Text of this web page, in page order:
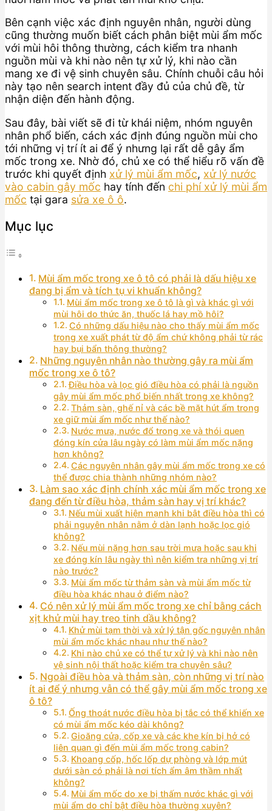
Bên cạnh việc xác định nguyên nhân, người dùng
cũng thường muốn biết cách phân biệt mùi ẩm mốc
với mùi hôi thông thường, cách kiểm tra nhanh
nguồn mùi và khi nào nên tự xử lý, khi nào cần
mang xe đi vệ sinh chuyên sâu. Chính chuỗi câu hỏi
này tạo nên search intent đầy đủ của chủ đề, từ
nhận diện đến hành động.
Sau đây, bài viết sẽ đi từ khái niệm, nhóm nguyên
nhân phổ biến, cách xác định đúng nguồn mùi cho
tới những vị trí ít ai để ý nhưng lại rất dễ gây ẩm
mốc trong xe. Nhờ đó, chủ xe có thể hiểu rõ vấn đề
trước khi quyết định xử lý mùi ẩm mốc, xử lý nước
vào cabin gây mốc hay tính đến chi phí xử lý mùi ẩm
mốc tại gara sửa xe ô ô.
Mục lục
Mùi ẩm mốc trong xe ô tô có phải là dấu hiệu xe
đang bị ẩm và tích tụ vi khuẩn không?
Mùi ẩm mốc trong xe ô tô là gì và khác gì với
mùi hôi do thức ăn, thuốc lá hay mồ hôi?
Có những dấu hiệu nào cho thấy mùi ẩm mốc
trong xe xuất phát từ độ ẩm chứ không phải từ rác
hay bụi bẩn thông thường?
Những nguyên nhân nào thường gây ra mùi ẩm
mốc trong xe ô tô?
Điều hòa và lọc gió điều hòa có phải là nguồn
gây mùi ẩm mốc phổ biến nhất trong xe không?
Thảm sàn, ghế nỉ và các bề mặt hút ẩm trong
xe giữ mùi ẩm mốc như thế nào?
Nước mưa, nước đổ trong xe và thói quen
đóng kín cửa lâu ngày có làm mùi ẩm mốc nặng
hơn không?
Các nguyên nhân gây mùi ẩm mốc trong xe có
thể được chia thành những nhóm nào?
Làm sao xác định chính xác mùi ẩm mốc trong xe
đang đến từ điều hòa, thảm sàn hay vị trí khác?
Nếu mùi xuất hiện mạnh khi bật điều hòa thì có
phải nguyên nhân nằm ở dàn lạnh hoặc lọc gió
không?
Nếu mùi nặng hơn sau trời mưa hoặc sau khi
xe đóng kín lâu ngày thì nên kiểm tra những vị trí
nào trước?
Mùi ẩm mốc từ thảm sàn và mùi ẩm mốc từ
điều hòa khác nhau ở điểm nào?
Có nên xử lý mùi ẩm mốc trong xe chỉ bằng cách
xịt khử mùi hay treo tinh dầu không?
Khử mùi tạm thời và xử lý tận gốc nguyên nhân
mùi ẩm mốc khác nhau như thế nào?
Khi nào chủ xe có thể tự xử lý và khi nào nên
vệ sinh nội thất hoặc kiểm tra chuyên sâu?
Ngoài điều hòa và thảm sàn, còn những vị trí nào
ít ai để ý nhưng vẫn có thể gây mùi ẩm mốc trong xe
ô tô?
Ống thoát nước điều hòa bị tắc có thể khiến xe
có mùi ẩm mốc kéo dài không?
Gioăng cửa, cốp xe và các khe kín bị hở có
liên quan gì đến mùi ẩm mốc trong cabin?
Khoang cốp, hốc lốp dự phòng và lớp mút
dưới sàn có phải là nơi tích ẩm âm thầm nhất
không?
Mùi ẩm mốc do xe bị thấm nước khác gì với
mùi ẩm do chỉ bật điều hòa thường xuyên?